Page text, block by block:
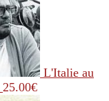
L'Italie au
25.00€